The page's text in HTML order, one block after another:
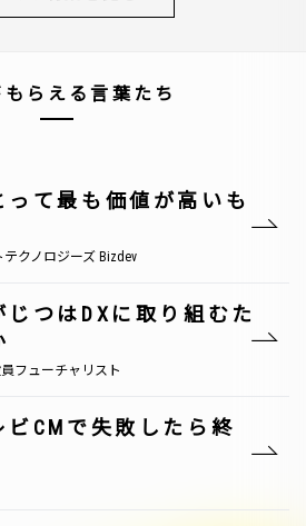
らえる言葉たち
って最も価値が高いも
クノロジーズ Bizdev
じつはDXに取り組むた
フューチャリスト
CMで失敗したら終